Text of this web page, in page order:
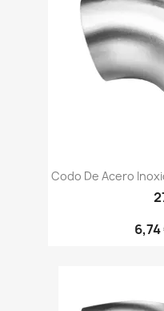
Codo De Acero
6,74